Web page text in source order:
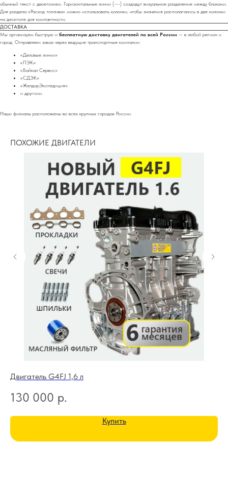
обычный текст с двоеточием. Горизонтальные линии (---) создадут визуальное разделение между блоками.
Для раздела «Расход топлива» можно использовать колонки, чтобы значения располагались в две колонки
на десктопе для компактности.
ДОСТАВКА
Мы организуем быструю и бесплатную доставку двигателей по всей России — в любой регион и
город. Отправляем заказ через ведущие транспортные компании:
«Деловые линии»
«ПЭК»
«Байкал Сервис»
«СДЭК»
«ЖелдорЭкспедиция»
и другими.
Наши филиалы расположены во всех крупных городах России.
ПОХОЖИЕ ДВИГАТЕЛИ
Двигатель G4FJ 1,6 л
130 000 р.
Купить